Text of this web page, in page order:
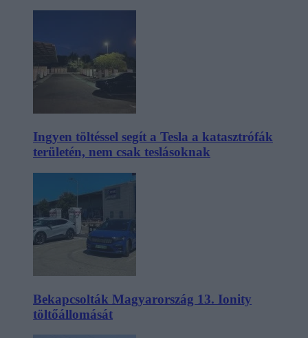
Ingyen töltéssel segít a Tesla a katasztrófák
területén, nem csak teslásoknak
Bekapcsolták Magyarország 13. Ionity
töltőállomását